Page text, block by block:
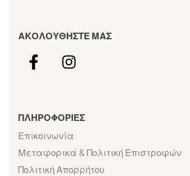
ΑΚΟΛΟΥΘΗΣΤΕ ΜΑΣ
ΠΛΗΡΟΦΟΡΙΕΣ
Επικοινωνία
Μεταφορικά & Πολιτική Επιστροφών
Πολιτική Απορρήτου